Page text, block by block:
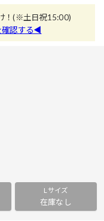
！(※土日祝15:00)
確認する◀
Lサイズ
在庫なし